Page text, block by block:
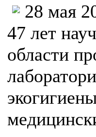
28 мая
47 лет
области